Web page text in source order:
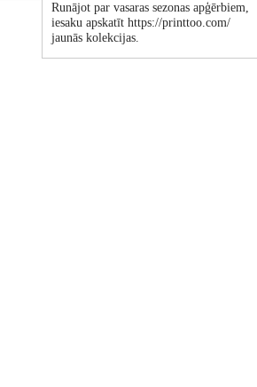
Runājot par vasaras sezonas apģērbiem,
iesaku apskatīt https://printtoo.com/
jaunās kolekcijas.